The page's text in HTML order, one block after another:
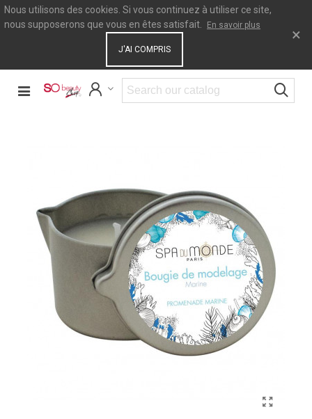
Nous utilisons des cookies. Si vous continuez à utiliser ce site,
nous supposerons que vous en êtes satisfait.
En savoir plus
J'AI COMPRIS
×